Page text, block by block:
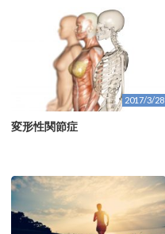
2017/3/28
変形性関節症